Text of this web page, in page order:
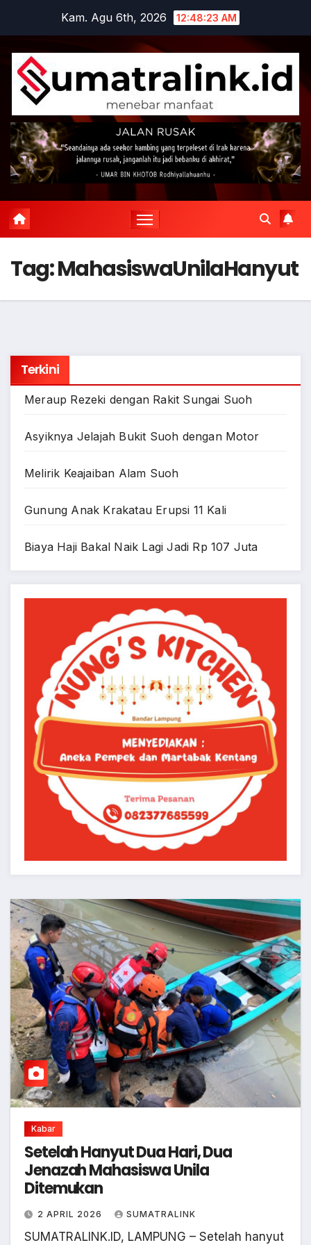
content
Kam. Agu 6th, 2026 12:48:23 AM
Tag:MahasiswaUnilaHanyut
Terkini
Meraup Rezeki dengan Rakit Sungai Suoh
Asyiknya Jelajah Bukit Suoh dengan Motor
Melirik Keajaiban Alam Suoh
Gunung Anak Krakatau Erupsi 11 Kali
Biaya Haji Bakal Naik Lagi Jadi Rp 107 Juta
Kabar
Setelah Hanyut Dua Hari, Dua
Jenazah Mahasiswa Unila
Ditemukan
2 APRIL 2026 SUMATRALINK
SUMATRALINK.ID, LAMPUNG – Setelah hanyut